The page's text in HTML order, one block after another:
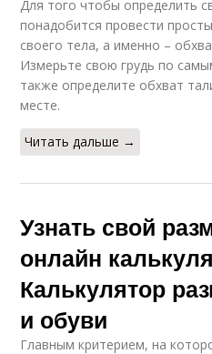
Для того чтобы определить
понадобится провести
своего тела, а именно –
Измерьте свою грудь по
также определите обхват
месте.
Читать дальше →
Узнать свой
онлайн
Калькулятор
и обуви
Главным критерием, на